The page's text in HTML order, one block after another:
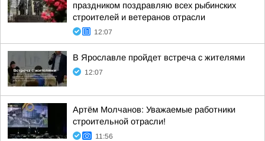
праздником поздравляю всех рыбинских
строителей и ветеранов отрасли
12:07
В Ярославле пройдет встреча с жителями
12:07
Артём Молчанов: Уважаемые работники
строительной отрасли!
11:56